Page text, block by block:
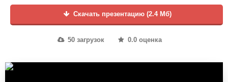
Скачать презентацию (2.4 Мб)
50 загрузок 0.0 оценка